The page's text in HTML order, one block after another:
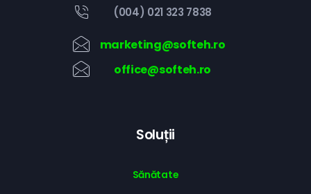
(004) 021 323 7838
marketing@softeh.ro
office@softeh.ro
Soluții
Sănătate